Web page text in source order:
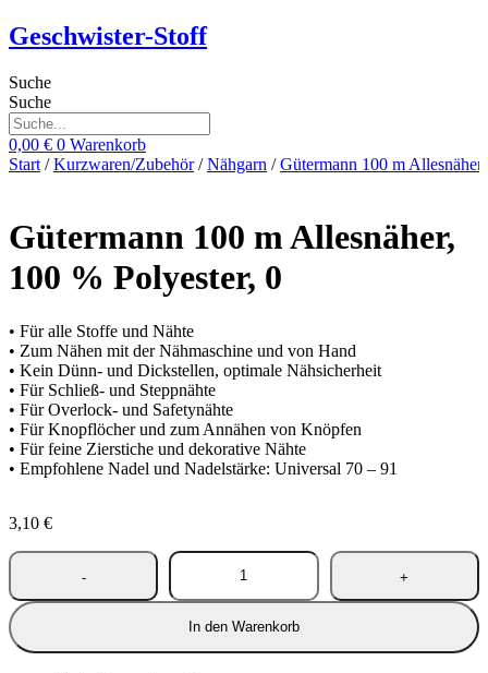
Zum
Inhalt
Geschwister-Stoff
Suche
Suche
0,00 € 0 Warenkorb
Start /Kurzwaren/Zubehör/Nähgarn /Gütermann 100 m Allesnäher
Gütermann 100 m Allesnäher,
100 % Polyester, 0
• Für alle Stoffe und Nähte
• Zum Nähen mit der Nähmaschine und von Hand
• Kein Dünn- und Dickstellen, optimale Nähsicherheit
• Für Schließ- und Steppnähte
• Für Overlock- und Safetynähte
• Für Knopflöcher und zum Annähen von Knöpfen
• Für feine Zierstiche und dekorative Nähte
• Empfohlene Nadel und Nadelstärke: Universal 70 – 91
3,10 €
In den Warenkorb